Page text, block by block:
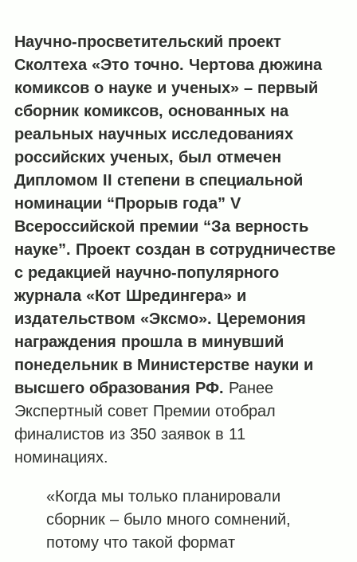
Научно-просветительский проект
Сколтеха «Это точно. Чертова дюжина
комиксов о науке и ученых» – первый
сборник комиксов, основанных на
реальных научных исследованиях
российских ученых, был отмечен
Дипломом II степени в специальной
номинации “Прорыв года” V
Всероссийской премии “За верность
науке”. Проект создан в сотрудничестве
с редакцией научно-популярного
журнала «Кот Шредингера» и
издательством «Эксмо». Церемония
награждения прошла в минувший
понедельник в Министерстве науки и
высшего образования РФ. Ранее
Экспертный совет Премии отобрал
финалистов из 350 заявок в 11
номинациях.
«Когда мы только планировали
сборник – было много сомнений,
потому что такой формат